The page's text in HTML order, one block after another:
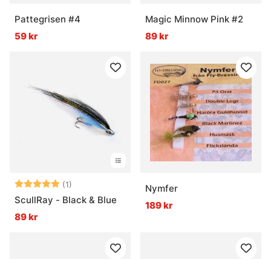
Pattegrisen #4
59 kr
Magic Minnow Pink #2
89 kr
Betyg: (1)
5.0 utav 5 stjärnor
ScullRay - Black & Blue
89 kr
Nymfer
189 kr